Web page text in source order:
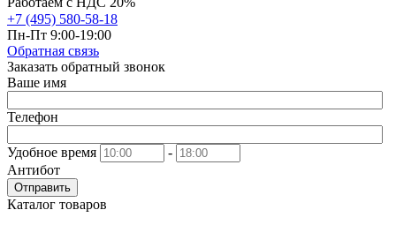
+7 (495) 580-58-18
Пн-Пт 9:00-19:00
Обратная связь
Заказать обратный звонок
Ваше имя
Телефон
Удобное время
-
Антибот
Отправить
Каталог товаров